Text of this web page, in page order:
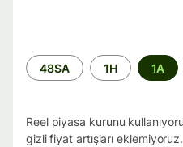
Zaman
aralığı
48SA 1H 1A
Reel piyasa kurunu
gizli fiyat artışları eklemiyoruz.